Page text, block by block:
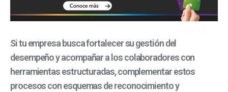
Si tu empresa busca fortalecer su gestión del
desempeño y acompañar a los colaboradores con
herramientas estructuradas, complementar estos
procesos con esquemas de reconocimiento y